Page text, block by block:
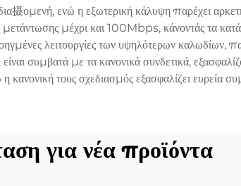
摄ομενή, ενώ η εξωτερική κάλυψη παρέχει
μέχρι και 100Mbps, κάνοντάς τα
λειτουργίες των υψηλότερων καλωδίων,
είναι συμβατά με τα κανονικά συνδετικά,
κανονική τους σχεδιασμός εξασφαλίζει ευρεία
για νέα προϊόντα